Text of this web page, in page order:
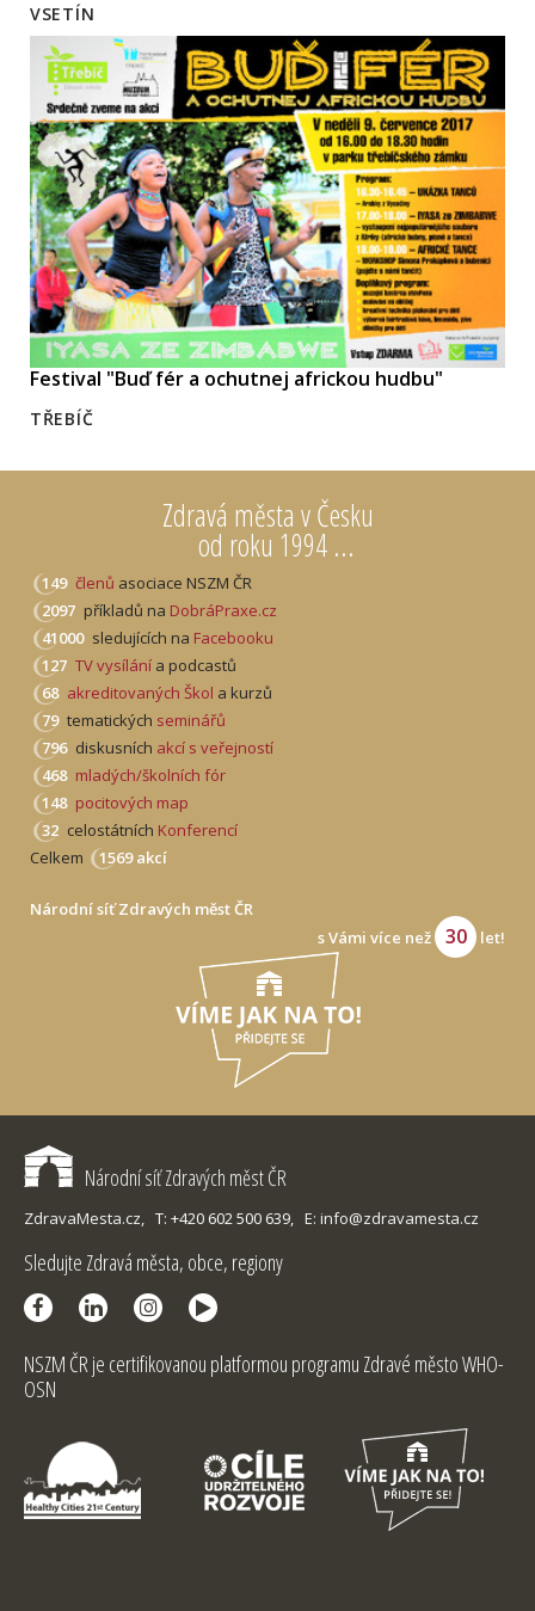
Zdravá města v Česku
od roku 1994 ...
149 členů asociace NSZM ČR
2097 příkladů na DobráPraxe.cz
41000 sledujících na Facebooku
127 TV vysílání a podcastů
68 akreditovaných Škol a kurzů
79 tematických seminářů
796 diskusních akcí s veřejností
468 mladých/školních fór
148 pocitových map
32 celostátních Konferencí
Celkem
1569 akcí
Národní síť Zdravých měst ČR
s Vámi více než
30 let!
VSETÍN
Festival "Buď fér a ochutnej africkou hudbu"
TŘEBÍČ
Národní síť Zdravých měst ČR
ZdravaMesta.cz, T: +420 602 500 639, E: info@zdravamesta.cz
Sledujte Zdravá města, obce, regiony
NSZM ČR je certifikovanou platformou programu Zdravé město WHO-
OSN